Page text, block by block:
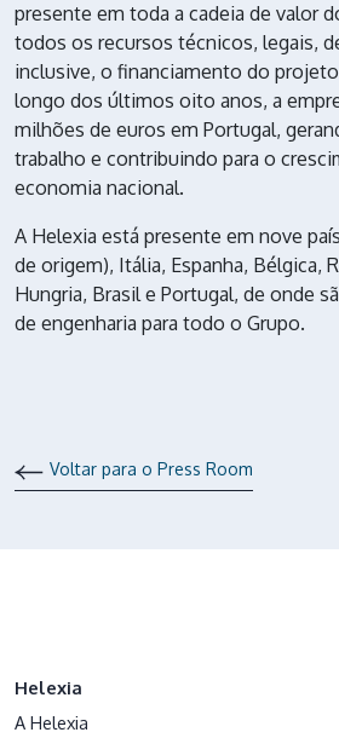
presente em toda a cadeia de valor
todos os recursos técnicos, legais,
inclusive, o financiamento do
longo dos últimos oito anos, a
milhões de euros em Portugal,
trabalho e contribuindo para o
economia nacional.
A Helexia está presente em nove
de origem), Itália, Espanha, Bélgica,
Hungria, Brasil e Portugal, de onde
de engenharia para todo o Grupo.
Voltar para o Press Room
Helexia
A Helexia